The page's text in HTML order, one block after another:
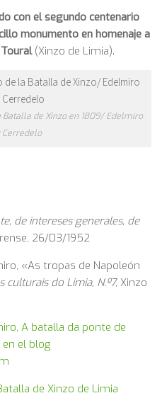
con el segundo centenario
monumento en homenaje a
(Xinzo de Limia).
de Xinzo en 1809/ Edelmiro
Cerredelo
de intereses generales, de
26/03/1952
«As tropas de Napoleón
culturais do Limia, N.º7, Xinzo
A batalla da ponte de
en el blog
de Xinzo de Limia